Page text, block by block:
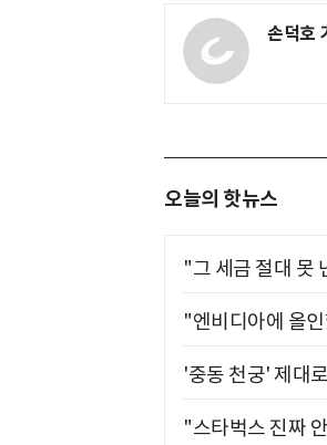
손덕호
오늘의 핫뉴스
"그 세금 절대 못
"엔비디아에 올
'중동 천궁' 제대
"스타벅스 진짜